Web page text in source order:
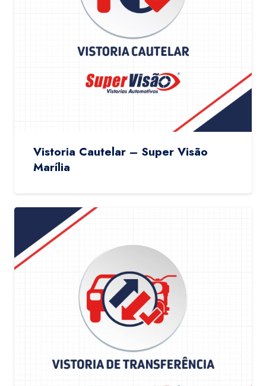
Vistoria Cautelar – Super Visão
Marília